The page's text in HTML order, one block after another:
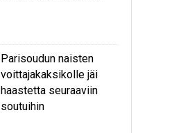
Parisoudun naisten
voittajakaksikolle jäi
haastetta seuraaviin
soutuihin